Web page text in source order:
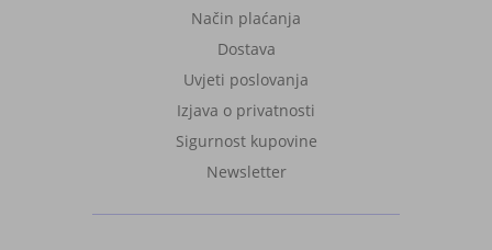
Način plaćanja
Dostava
Uvjeti poslovanja
Izjava o privatnosti
Sigurnost kupovine
Newsletter